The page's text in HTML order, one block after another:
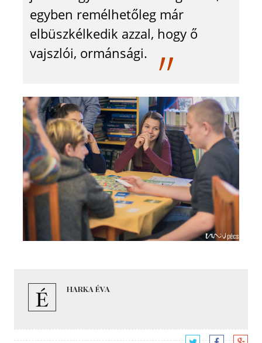
egyben remélhetőleg már
elbüszkélkedik azzal, hogy ő
vajszlói, ormánsági.
HARKA ÉVA